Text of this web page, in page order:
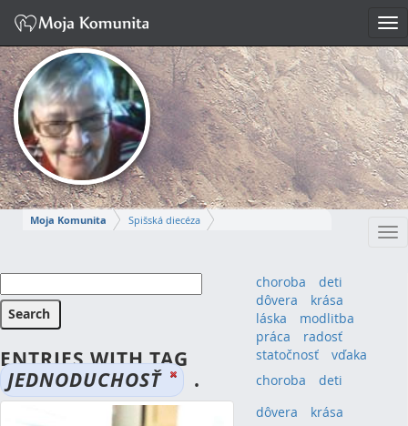
Moja Komunita
Spišská diecéza
MÁRIA-IRMA
ENTRIES WITH TAG
JEDNODUCHOSŤ .
choroba
deti
dôvera
krása
láska
modlitba
práca
radosť
statočnosť
vďaka
choroba (4)deti
dôvera (4)krása